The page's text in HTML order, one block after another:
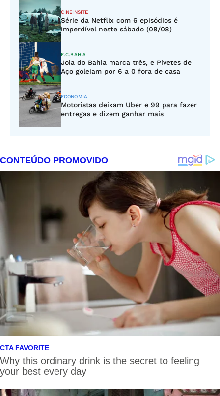
CINEINSITE
Série da Netflix com 6 episódios é
imperdível neste sábado (08/08)
E.C.BAHIA
Joia do Bahia marca três, e Pivetes de
Aço goleiam por 6 a 0 fora de casa
ECONOMIA
Motoristas deixam Uber e 99 para fazer
entregas e dizem ganhar mais